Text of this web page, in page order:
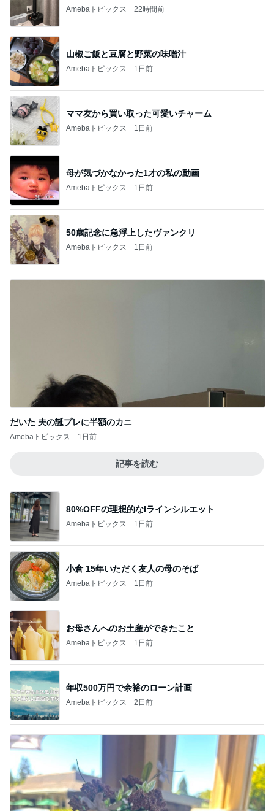
Amebaトピックス 22時間前
山椒ご飯と豆腐と野菜の味噌汁
Amebaトピックス 1日前
ママ友から買い取った可愛いチャーム
Amebaトピックス 1日前
母が気づかなかった1才の私の動画
Amebaトピックス 1日前
50歳記念に急浮上したヴァンクリ
Amebaトピックス 1日前
だいた 夫の誕プレに半額のカニ
Amebaトピックス 1日前
記事を読む
80%OFFの理想的なIラインシルエット
Amebaトピックス 1日前
小倉 15年いただく友人の母のそば
Amebaトピックス 1日前
お母さんへのお土産ができたこと
Amebaトピックス 1日前
年収500万円で余裕のローン計画
Amebaトピックス 2日前